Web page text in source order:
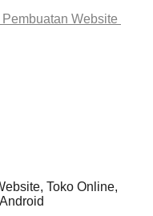
Website
Toko Online,